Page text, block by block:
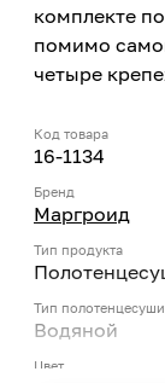
комплекте
помимо
четыре
Код товара
16-1134
Бренд
Маргроид
Тип продукта
Тип
Водяной
Цвет